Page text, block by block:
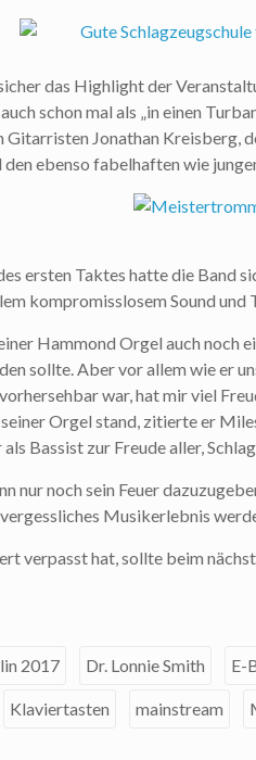
das Highlight der
schon mal als „in einen
Jonathan Kreisberg,
ebenso fabelhaften wie
ersten Taktes hatte die Band
kompromisslosem Sound und
Hammond Orgel auch noch
sollte. Aber vor allem wie er
war, hat mir viel
Orgel stand, zitierte er
Bassist zur Freude aller,
nur noch sein Feuer
Musikerlebnis
verpasst hat, sollte beim
2017 Dr. Lonnie Smith E-
Klaviertasten mainstream